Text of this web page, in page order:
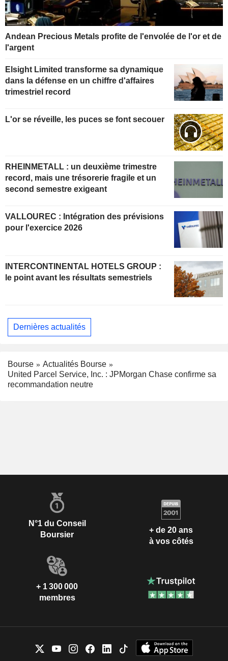
Andean Precious Metals profite de l'envolée de l'or et de
l'argent
Elsight Limited transforme sa dynamique
dans la défense en un chiffre d'affaires
trimestriel record
L'or se réveille, les puces se font secouer
RHEINMETALL : un deuxième trimestre
record, mais une trésorerie fragile et un
second semestre exigeant
VALLOUREC : Intégration des prévisions
pour l'exercice 2026
INTERCONTINENTAL HOTELS GROUP :
le point avant les résultats semestriels
Dernières actualités
Bourse
Actualités Bourse
United Parcel Service, Inc. : JPMorgan Chase confirme sa
recommandation neutre
N°1 du Conseil
Boursier
+ de 20 ans
à vos côtés
+ 1 300 000
membres